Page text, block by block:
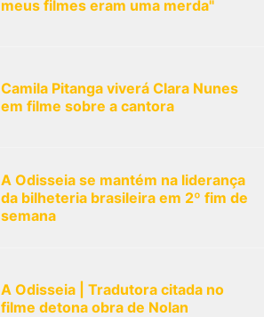
meus filmes eram uma merda"
Camila Pitanga viverá Clara Nunes
em filme sobre a cantora
A Odisseia se mantém na liderança
da bilheteria brasileira em 2º fim de
semana
A Odisseia | Tradutora citada no
filme detona obra de Nolan